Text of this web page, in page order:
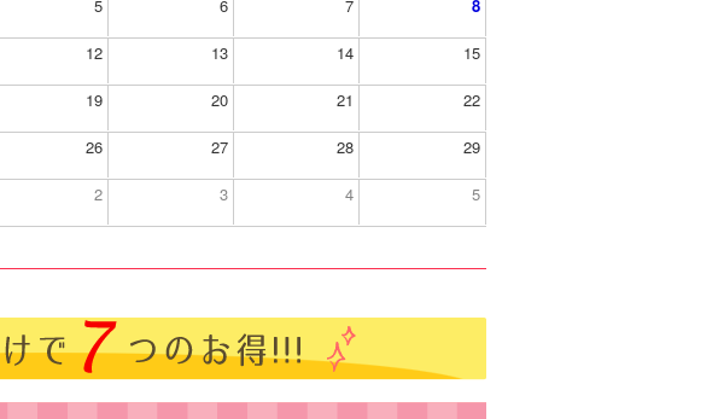
5 6 7 8
12 13 14 15
19 20 21 22
26 27 28 29
2 3 4 5